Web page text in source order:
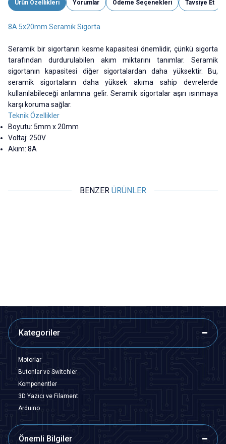
Ürün Özellikleri Yorumlar Ödeme Seçenekleri Tavsiye Et
8A 5x20mm Seramik Sigorta
Seramik bir sigortanın kesme kapasitesi önemlidir, çünkü sigorta
tarafından durdurulabilen akım miktarını tanımlar. Seramik
sigortanın kapasitesi diğer sigortalardan daha yüksektir. Bu,
seramik sigortaların daha yüksek akıma sahip devrelerde
kullanılabileceği anlamına gelir. Seramik sigortalar aşırı ısınmaya
karşı koruma sağlar.
Teknik Özellikler
Boyutu: 5mm x 20mm
Voltaj: 250V
Akım: 8A
BENZER ÜRÜNLER
Kategoriler
Motorlar
Butonlar ve Switchler
Komponentler
3D Yazıcı ve Filament
Arduino
Önemli Bilgiler